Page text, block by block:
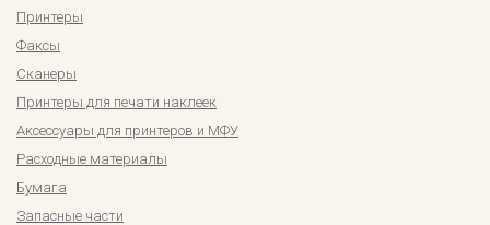
Принтеры
Факсы
Сканеры
Принтеры для печати наклеек
Аксессуары для принтеров и МФУ
Расходные материалы
Бумага
Запасные части